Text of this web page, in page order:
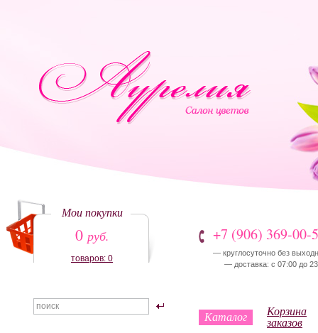
Мои покупки
0 руб.
товаров: 0
+7 (906) 369-00-
— круглосуточно без
— доставка: с 07:00 до
Каталог Корзина
заказов